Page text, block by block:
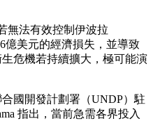
無法有效控制伊波拉
億美元的經濟損失，並導致
危機若持續擴大，極可能演
國開發計劃署（UNDP）駐
指出，當前急需各界投入